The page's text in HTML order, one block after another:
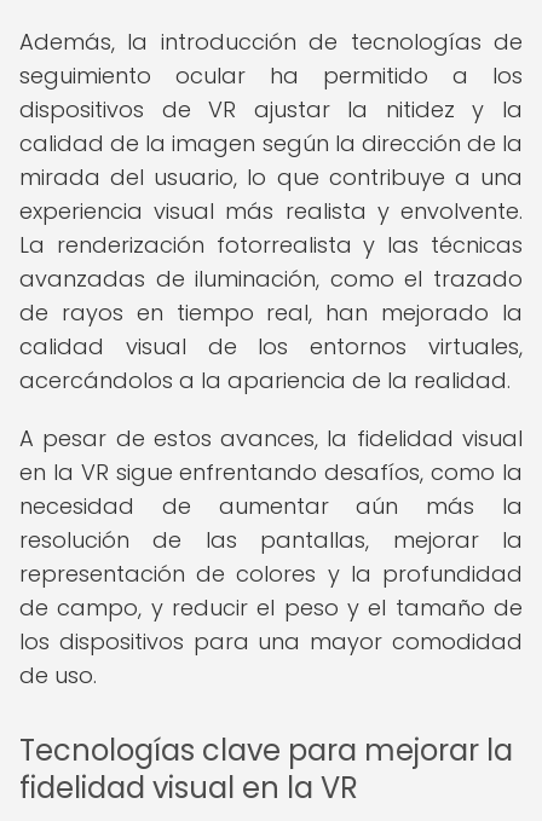
Además, la introducción de tecnologías de
seguimiento ocular ha permitido a los
dispositivos de VR ajustar la nitidez y la
calidad de la imagen según la dirección de la
mirada del usuario, lo que contribuye a una
experiencia visual más realista y envolvente.
La renderización fotorrealista y las técnicas
avanzadas de iluminación, como el trazado
de rayos en tiempo real, han mejorado la
calidad visual de los entornos virtuales,
acercándolos a la apariencia de la realidad.
A pesar de estos avances, la fidelidad visual
en la VR sigue enfrentando desafíos, como la
necesidad de aumentar aún más la
resolución de las pantallas, mejorar la
representación de colores y la profundidad
de campo, y reducir el peso y el tamaño de
los dispositivos para una mayor comodidad
de uso.
Tecnologías clave para mejorar la
fidelidad visual en la VR